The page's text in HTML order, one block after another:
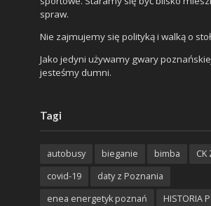
spraw.
Nie zajmujemy się polityką i walką o
Jako jedyni używamy gwary
jesteśmy dumni.
Tagi
autobusy bieganie bimba
CK
covid-19
daty z Poznania
enea energetyk poznań
HISTORIA